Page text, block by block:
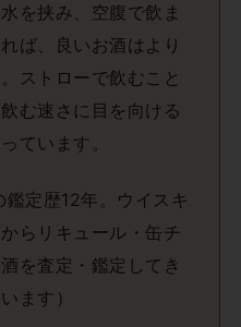
を挟み、空腹で飲ま
ば、良いお酒はより
ストローで飲むこと
む速さに目を向ける
ています。
定歴12年。ウイスキ
らリキュール・缶チ
を査定・鑑定してき
ます）